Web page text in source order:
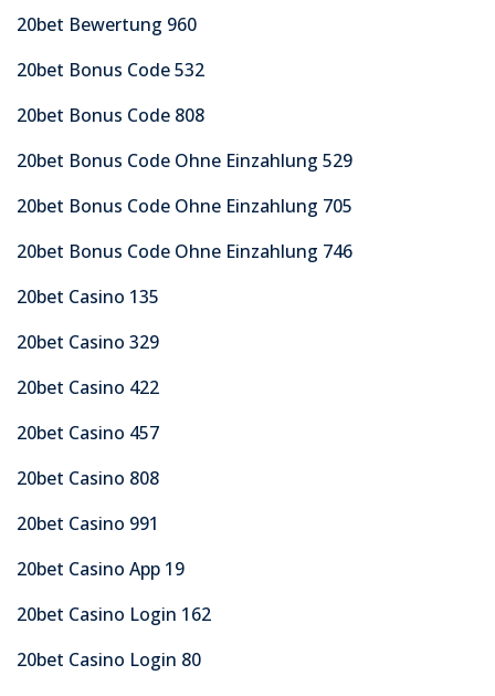
20bet Bewertung 960
20bet Bonus Code 532
20bet Bonus Code 808
20bet Bonus Code Ohne Einzahlung 529
20bet Bonus Code Ohne Einzahlung 705
20bet Bonus Code Ohne Einzahlung 746
20bet Casino 135
20bet Casino 329
20bet Casino 422
20bet Casino 457
20bet Casino 808
20bet Casino 991
20bet Casino App 19
20bet Casino Login 162
20bet Casino Login 80